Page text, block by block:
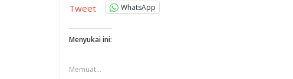
Tweet WhatsApp
Menyukai ini:
Memuat...